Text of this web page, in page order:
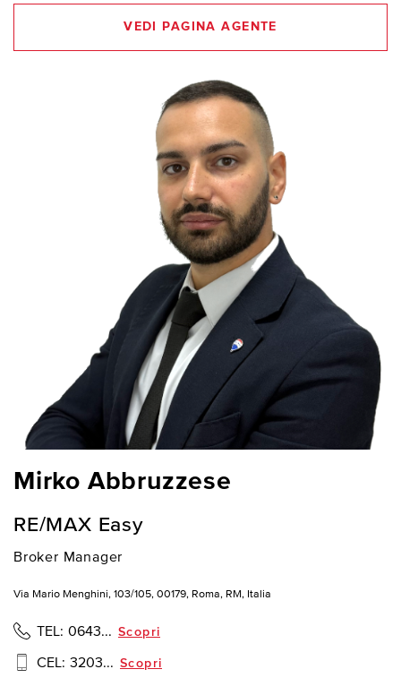
VEDI PAGINA AGENTE
Mirko Abbruzzese
RE/MAX Easy
Broker Manager
Via Mario Menghini, 103/105, 00179, Roma, RM, Italia
TEL: 0643... Scopri
CEL: 3203... Scopri